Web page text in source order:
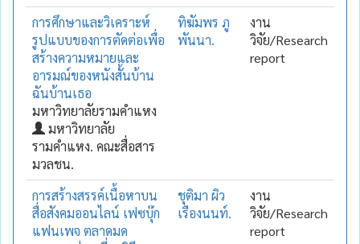
การศึกษาและวิเคราะห์
รูปแบบของการตัดต่อเพื่อ
สร้างความหมายและ
อารมณ์ของหนังสั้นบ้าน
ฉันบ้านเธอ
มหาวิทยาลัยรามคำแหง
มหาวิทยาลัย
รามคำแหง. คณะสื่อสาร
มวลชน.
ทิฆัมพร ภู
พันนา.
งาน
วิจัย/Research
report
การสร้างสรรค์เนื้อหาบน
สื่อสังคมออนไลน์ เฟซบุ๊ก
แฟนเพจ ตลาดมด
ชุติมา ผิว
เรืองนนท์.
งาน
วิจัย/Research
report